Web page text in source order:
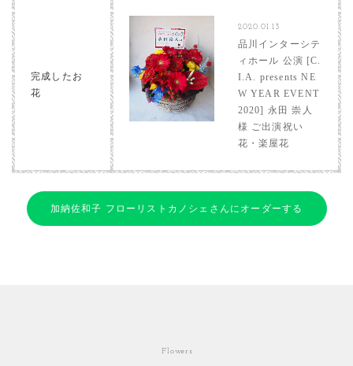
完成したお
花
2020.01.13
品川インターシテ
ィホール 公演 [C.
I.A. presents NE
W YEAR EVENT
2020] 永田 崇人
様 ご出演祝い
花・楽屋花
加納佐和子 フローリストカノシェさんにオーダーする
Flowers